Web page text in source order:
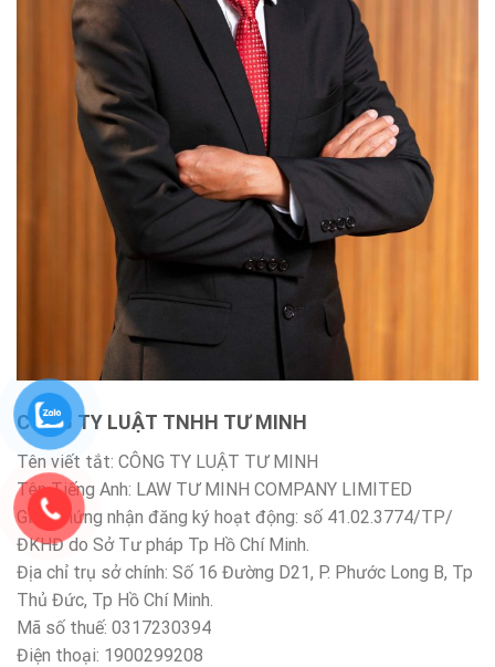
CÔNG TY LUẬT TNHH TƯ MINH
Tên viết tắt: CÔNG TY LUẬT TƯ MINH
Tên Tiếng Anh: LAW TƯ MINH COMPANY LIMITED
Giấy chứng nhận đăng ký hoạt động: số 41.02.3774/TP/
ĐKHĐ do Sở Tư pháp Tp Hồ Chí Minh.
Địa chỉ trụ sở chính: Số 16 Đường D21, P. Phước Long B, Tp
Thủ Đức, Tp Hồ Chí Minh.
Mã số thuế: 0317230394
Điện thoại: 1900299208